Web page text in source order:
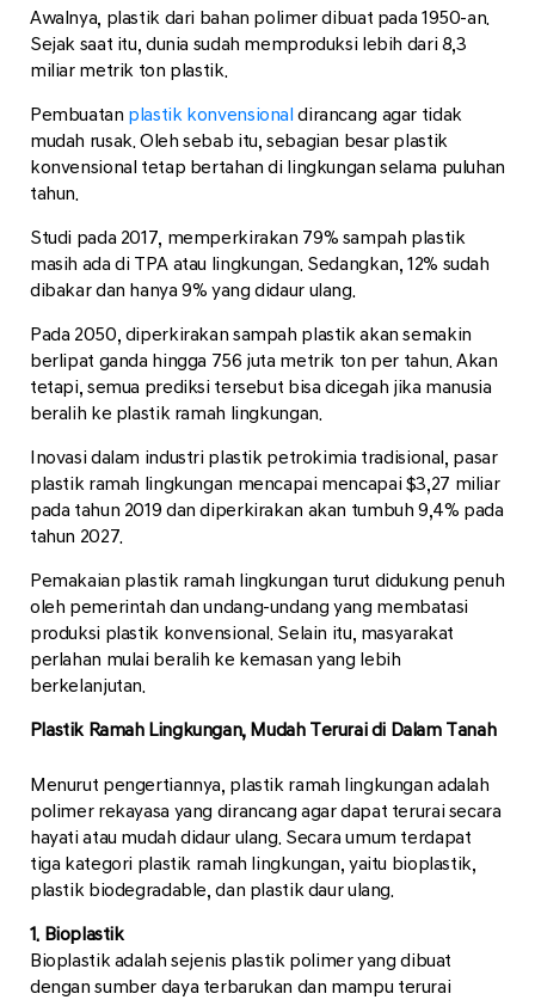
Awalnya, plastik dari bahan polimer dibuat pada 1950-an.
Sejak saat itu, dunia sudah memproduksi lebih dari 8,3
miliar metrik ton plastik.
Pembuatan plastik konvensional dirancang agar tidak
mudah rusak. Oleh sebab itu, sebagian besar plastik
konvensional tetap bertahan di lingkungan selama puluhan
tahun.
Studi pada 2017, memperkirakan 79% sampah plastik
masih ada di TPA atau lingkungan. Sedangkan, 12% sudah
dibakar dan hanya 9% yang didaur ulang.
Pada 2050, diperkirakan sampah plastik akan semakin
berlipat ganda hingga 756 juta metrik ton per tahun. Akan
tetapi, semua prediksi tersebut bisa dicegah jika manusia
beralih ke plastik ramah lingkungan.
Inovasi dalam industri plastik petrokimia tradisional, pasar
plastik ramah lingkungan mencapai mencapai $3,27 miliar
pada tahun 2019 dan diperkirakan akan tumbuh 9,4% pada
tahun 2027.
Pemakaian plastik ramah lingkungan turut didukung penuh
oleh pemerintah dan undang-undang yang membatasi
produksi plastik konvensional. Selain itu, masyarakat
perlahan mulai beralih ke kemasan yang lebih
berkelanjutan.
Plastik Ramah Lingkungan, Mudah Terurai di Dalam Tanah
Menurut pengertiannya, plastik ramah lingkungan adalah
polimer rekayasa yang dirancang agar dapat terurai secara
hayati atau mudah didaur ulang. Secara umum terdapat
tiga kategori plastik ramah lingkungan, yaitu bioplastik,
plastik biodegradable, dan plastik daur ulang.
1. Bioplastik
Bioplastik adalah sejenis plastik polimer yang dibuat
dengan sumber daya terbarukan dan mampu terurai